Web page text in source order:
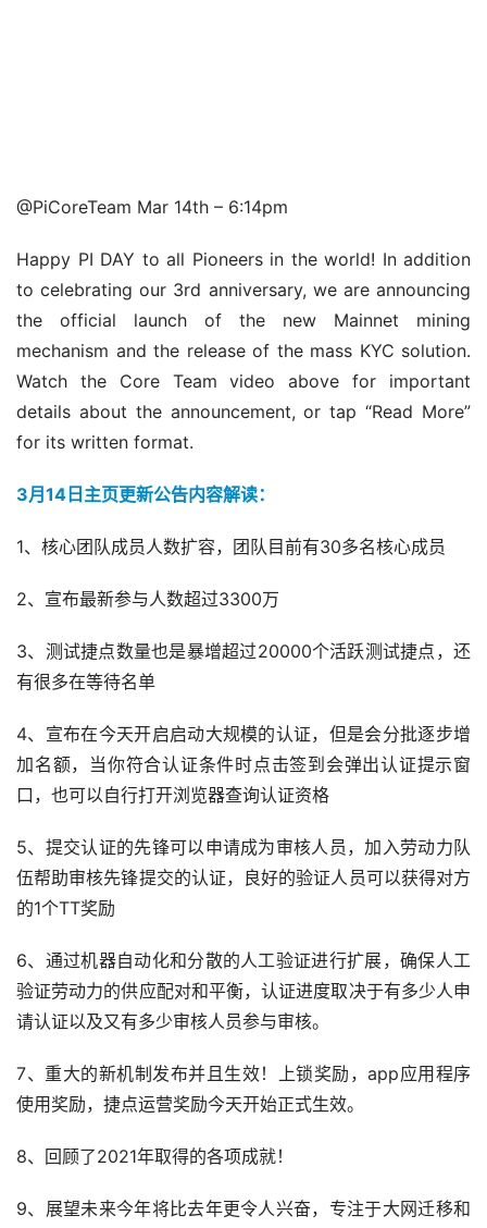
@PiCoreTeam Mar 14th – 6:14pm
Happy PI DAY to all Pioneers in the world! In addition
to celebrating our 3rd anniversary, we are announcing
the official launch of the new Mainnet mining
mechanism and the release of the mass KYC solution.
Watch the Core Team video above for important
details about the announcement, or tap “Read More”
for its written format.
3月14日主页更新公告内容解读：
1、核心团队成员人数扩容，团队目前有30多名核心成员
2、宣布最新参与人数超过3300万
3、测试捷点数量也是暴增超过20000个活跃测试捷点，还
有很多在等待名单
4、宣布在今天开启启动大规模的认证，但是会分批逐步增
加名额，当你符合认证条件时点击签到会弹出认证提示窗
口，也可以自行打开浏览器查询认证资格
5、提交认证的先锋可以申请成为审核人员，加入劳动力队
伍帮助审核先锋提交的认证，良好的验证人员可以获得对方
的1个TT奖励
6、通过机器自动化和分散的人工验证进行扩展，确保人工
验证劳动力的供应配对和平衡，认证进度取决于有多少人申
请认证以及又有多少审核人员参与审核。
7、重大的新机制发布并且生效！上锁奖励，app应用程序
使用奖励，捷点运营奖励今天开始正式生效。
8、回顾了2021年取得的各项成就！
9、展望未来今年将比去年更令人兴奋，专注于大网迁移和